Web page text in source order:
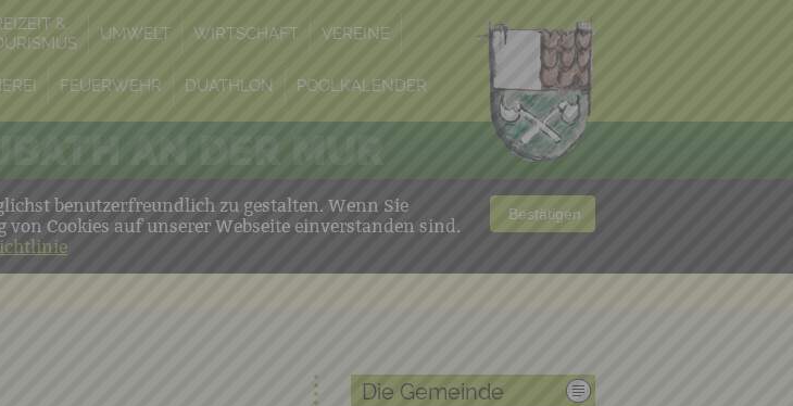
&
UMWELT WIRTSCHAFT VEREINE
FEUERWEHR DUATHLON POOLKALENDER
AN DER MUR
benutzerfreundlich zu gestalten. Wenn Sie
Cookies auf unserer Webseite einverstanden sind.
Bestätigen
Die Gemeinde